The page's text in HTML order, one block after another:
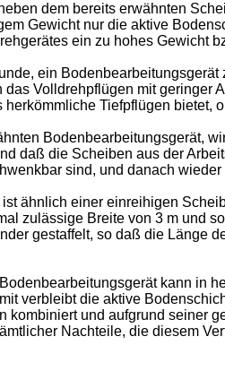
dem bereits erwähnten
Gewicht nur die aktive
ein zu hohes Gewicht
ein
Volldrehpflügen mit
Tiefpflügen bietet,
Bodenbearbeitungsgerät,
daß die Scheiben aus der
sind, und danach
ähnlich einer einreihigen
zulässige Breite von 3 m und
gestaffelt, so daß die Länge
kann in
verbleibt die aktive
kombiniert und aufgrund seiner
Nachteile, die diesem